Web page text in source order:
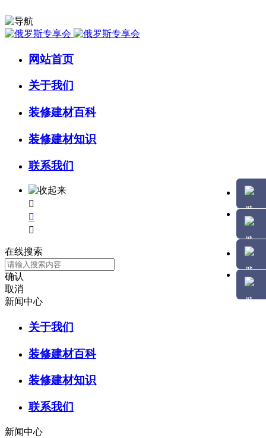
网站首页
关于我们
装修建材百科
装修建材知识
联系我们



在线搜索
确认
取消
新闻中心
关于我们
装修建材百科
装修建材知识
联系我们
新闻中心